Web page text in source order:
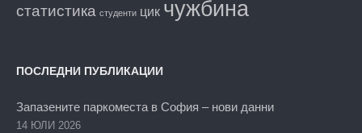
статистика студенти цик чужбина
ПОСЛЕДНИ ПУБЛИКАЦИИ
Запазените паркоместа в София – нови данни
14 ЮЛИ 2026